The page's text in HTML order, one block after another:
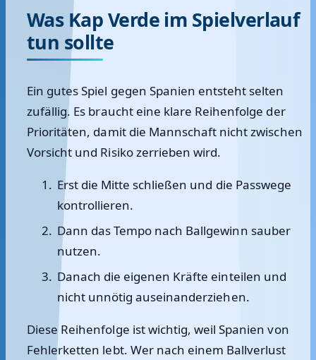
Was Kap Verde im Spielverlauf
tun sollte
Ein gutes Spiel gegen Spanien entsteht selten
zufällig. Es braucht eine klare Reihenfolge der
Prioritäten, damit die Mannschaft nicht zwischen
Vorsicht und Risiko zerrieben wird.
Erst die Mitte schließen und die Passwege
kontrollieren.
Dann das Tempo nach Ballgewinn sauber
nutzen.
Danach die eigenen Kräfte einteilen und
nicht unnötig auseinanderziehen.
Diese Reihenfolge ist wichtig, weil Spanien von
Fehlerketten lebt. Wer nach einem Ballverlust